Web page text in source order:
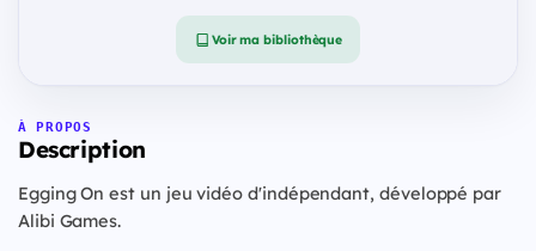
Voir ma bibliothèque
À PROPOS
Description
Egging On est un jeu vidéo d'indépendant, développé par
Alibi Games.